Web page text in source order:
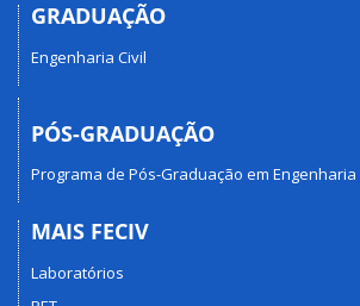
GRADUAÇÃO
Engenharia Civil
PÓS-GRADUAÇÃO
Programa de Pós-Graduação em Engenharia
MAIS FECIV
Laboratórios